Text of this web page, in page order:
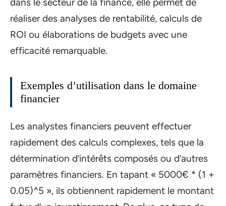
réaliser des analyses de rentabilité, calculs de
ROI ou élaborations de budgets avec une
efficacité remarquable.
Exemples d’utilisation dans le domaine
financier
Les analystes financiers peuvent effectuer
rapidement des calculs complexes, tels que la
détermination d’intérêts composés ou d’autres
paramètres financiers. En tapant « 5000€ * (1 +
0.05)^5 », ils obtiennent rapidement le montant